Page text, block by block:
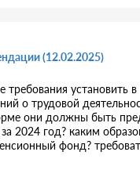
(12.02.2025)
требования установить
о трудовой
они должны быть
2024 год? каким
фонд?